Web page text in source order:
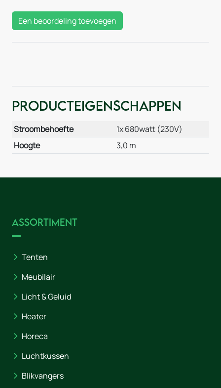
Een beoordeling toevoegen
Producteigenschappen
Stroombehoefte
1x 680watt (230V)
Hoogte
3,0 m
Assortiment
Tenten
Meubilair
Licht & Geluid
Heater
Horeca
Luchtkussen
Blikvangers